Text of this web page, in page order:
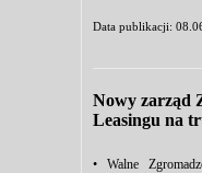
Data publikacji:
Nowy zarząd
Leasingu na
• Walne